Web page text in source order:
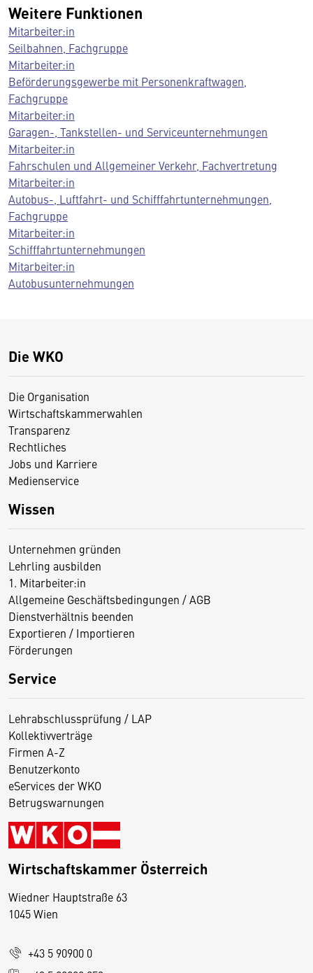
Weitere Funktionen
Mitarbeiter:in
Seilbahnen, Fachgruppe
Mitarbeiter:in
Beförderungsgewerbe mit Personenkraftwagen,
Fachgruppe
Mitarbeiter:in
Garagen-, Tankstellen- und Serviceunternehmungen
Mitarbeiter:in
Fahrschulen und Allgemeiner Verkehr, Fachvertretung
Mitarbeiter:in
Autobus-, Luftfahrt- und Schifffahrtunternehmungen,
Fachgruppe
Mitarbeiter:in
Schifffahrtunternehmungen
Mitarbeiter:in
Autobusunternehmungen
Die WKO
Die Organisation
Wirtschaftskammerwahlen
Transparenz
Rechtliches
Jobs und Karriere
Medienservice
Wissen
Unternehmen gründen
Lehrling ausbilden
1. Mitarbeiter:in
Allgemeine Geschäftsbedingungen / AGB
Dienstverhältnis beenden
Exportieren / Importieren
Förderungen
Service
Lehrabschlussprüfung / LAP
Kollektivverträge
Firmen A-Z
Benutzerkonto
eServices der WKO
Betrugswarnungen
Wirtschaftskammer Österreich
Wiedner Hauptstraße 63
1045 Wien
+43 5 90900 0
D
s